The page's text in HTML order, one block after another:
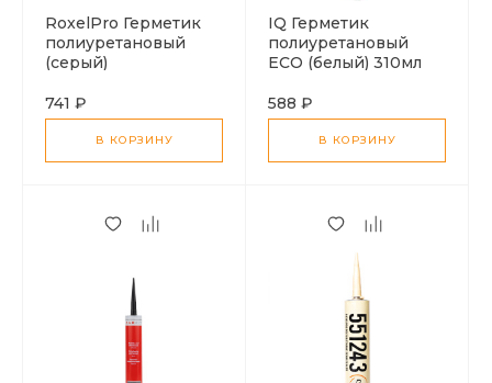
RoxelPro Герметик
полиуретановый
(серый)
741 ₽
В КОРЗИНУ
IQ Герметик
полиуретановый
ЕСО (белый) 310мл
588 ₽
В КОРЗИНУ